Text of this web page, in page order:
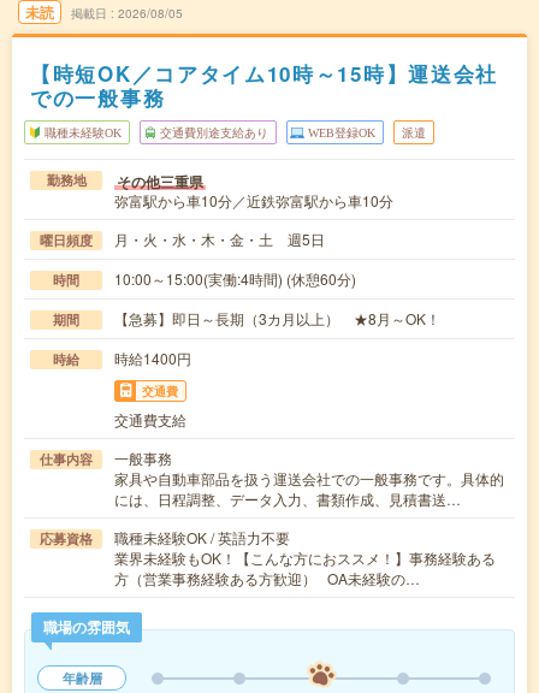
未読 掲載日 2026/08/05
【時短OK／コアタイム10時～15時】運送会社
での一般事務
職種未経験OK 交通費別途支給あり WEB登録OK 派遣
勤務地 その他三重県
弥富駅から車10分／近鉄弥富駅から車10分
曜日頻度 月・火・水・木・金・土 週5日
時間 10:00～15:00(実働:4時間) (休憩60分)
期間 【急募】即日～長期（3カ月以上） ★8月～OK！
時給 時給1400円
交通費
交通費支給
仕事内容
一般事務
家具や自動車部品を扱う運送会社での一般事務です。具体的
には、日程調整、データ入力、書類作成、見積書送…
応募資格
職種未経験OK / 英語力不要
業界未経験もOK！【こんな方におススメ！】事務経験ある
方（営業事務経験ある方歓迎） OA未経験の…
職場の雰囲気
年齢層